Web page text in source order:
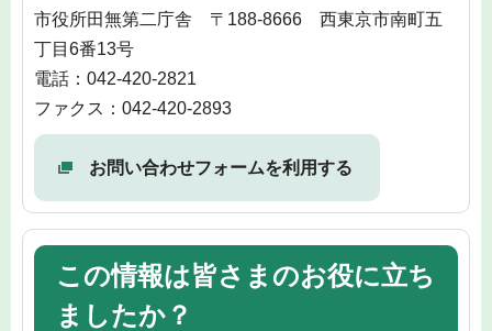
市役所田無第二庁舎 〒188-8666 西東京市南町五
丁目6番13号
電話：042-420-2821
ファクス：042-420-2893
お問い合わせフォームを利用する
この情報は皆さまのお役に立ち
ましたか？